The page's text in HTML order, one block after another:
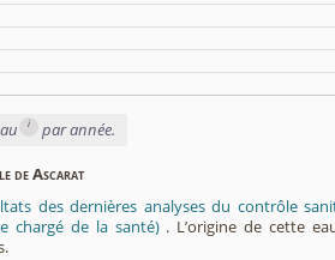
i par année.
de Ascarat
des dernières analyses du contrôle
chargé de la santé) . L’origine de cette